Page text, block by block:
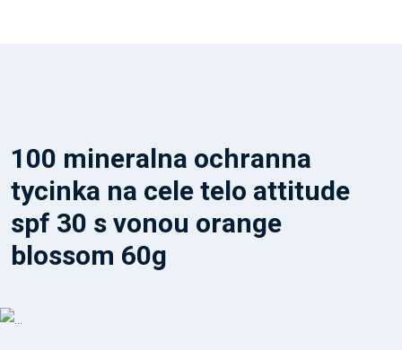
100 mineralna ochranna
tycinka na cele telo attitude
spf 30 s vonou orange
blossom 60g